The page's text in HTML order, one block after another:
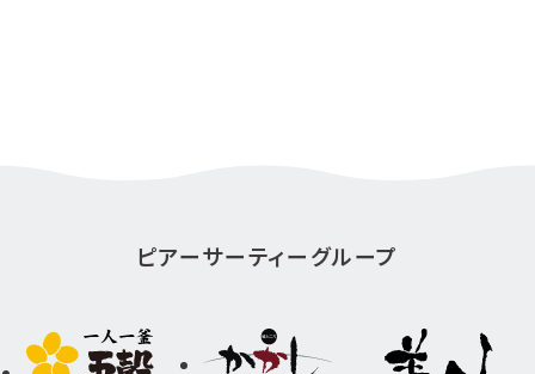
ピアーサーティーグループ